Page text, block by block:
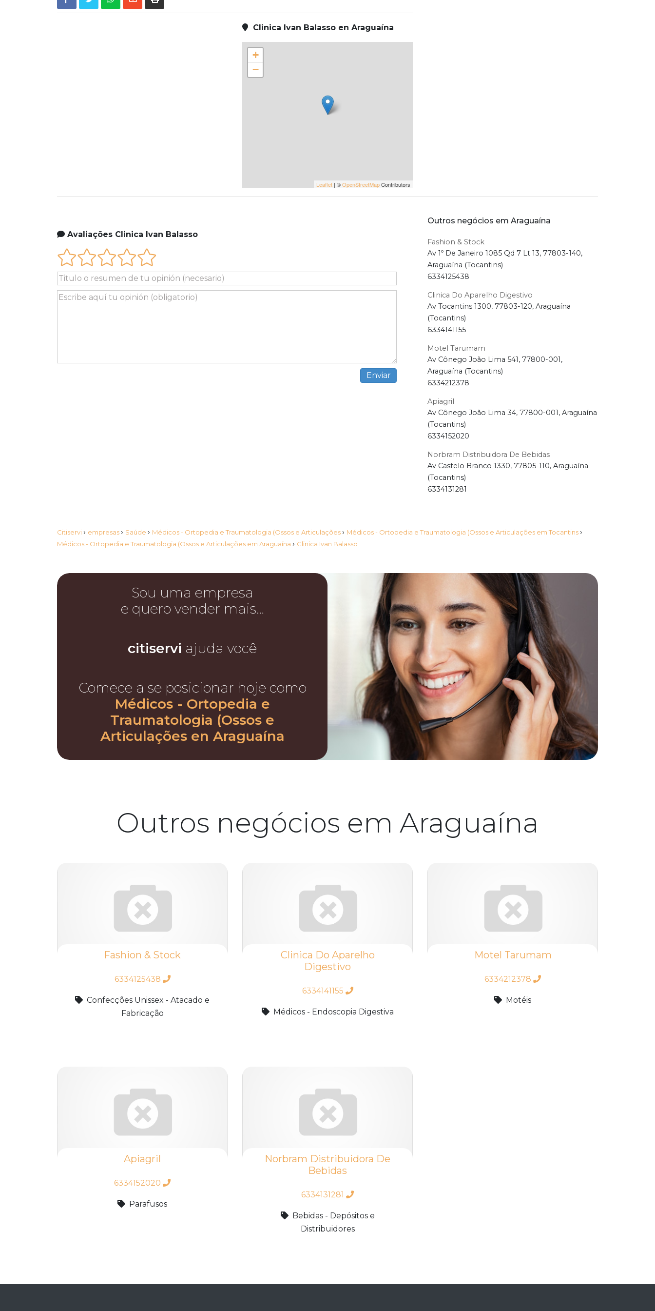
Clinica Ivan Balasso en Araguaína
+
−
Leaflet | ©OpenStreetMapContributors
Avaliações Clinica Ivan Balasso
Outros negócios em Araguaína
Fashion & Stock
Av 1º De Janeiro 1085 Qd 7 Lt 13, 77803-140,
Araguaína (Tocantins)
6334125438
Clinica Do Aparelho Digestivo
Av Tocantins 1300, 77803-120, Araguaína
(Tocantins)
6334141155
Motel Tarumam
Av Cônego João Lima 541, 77800-001,
Araguaína (Tocantins)
6334212378
Apiagril
Av Cônego João Lima 34, 77800-001, Araguaína
(Tocantins)
6334152020
Norbram Distribuidora De Bebidas
Av Castelo Branco 1330, 77805-110, Araguaína
(Tocantins)
6334131281
Citiservi › empresas › Saúde › Médicos - Ortopedia e Traumatologia (Ossos e Articulações › Médicos - Ortopedia e Traumatologia (Ossos e Articulações em Tocantins ›
Médicos - Ortopedia e Traumatologia (Ossos e Articulações em Araguaína › Clinica Ivan Balasso
Sou uma empresa
e quero vender mais…
citiservi ajuda você
Comece a se posicionar hoje como
Médicos - Ortopedia e
Traumatologia (Ossos e
Articulações en Araguaína
Outros negócios em Araguaína
Fashion & Stock
6334125438
Confecções Unissex - Atacado e
Fabricação
Clinica Do Aparelho
Digestivo
6334141155
Médicos - Endoscopia Digestiva
Motel Tarumam
6334212378
Motéis
Apiagril
6334152020
Parafusos
Norbram Distribuidora De
Bebidas
6334131281
Bebidas - Depósitos e
Distribuidores